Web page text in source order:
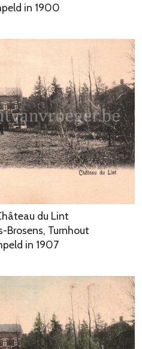
in 1900
du Lint
Brosens, Turnhout
in 1907